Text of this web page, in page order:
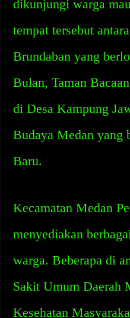
dikunjungi warga
tempat tersebut
Brundaban yang
Bulan, Taman
di Desa Kampung
Budaya Medan yang
Baru.
Kecamatan Medan
menyediakan
warga. Beberapa di
Sakit Umum Daerah
Kesehatan